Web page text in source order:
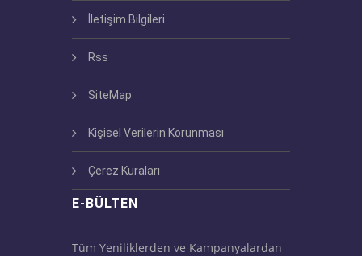
İletişim Bilgileri
Rss
SiteMap
Kişisel Verilerin Korunması
Çerez Kuraları
E-BÜLTEN
Tüm Yeniliklerden ve Kampanyalardan